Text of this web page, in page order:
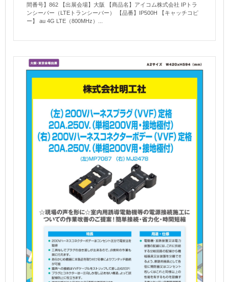
間番号】862 【出展会場】大阪 【商品名】アイコム株式会社 IPトラ
ンシーバー（LTEトランシーバー） 【品番】IP500H 【キャッチコピ
ー】 au 4G LTE（800MHz）...